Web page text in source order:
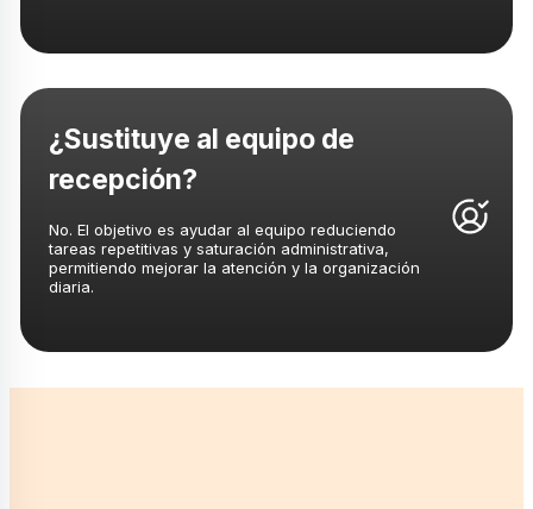
¿Sustituye al equipo de
recepción?
No. El objetivo es ayudar al equipo reduciendo
tareas repetitivas y saturación administrativa,
permitiendo mejorar la atención y la organización
diaria.